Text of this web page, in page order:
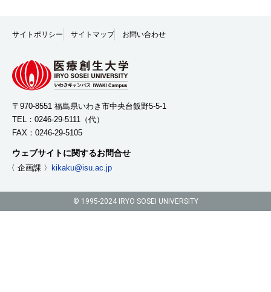
サイトポリシー サイトマップ お問い合わせ
〒970-8551 福島県いわき市中央台飯野5-5-1
TEL： 0246-29-5111
（代）
FAX：0246-29-5105
ウェブサイトに関するお問合せ
〈 企画課 〉 kikaku@isu.ac.jp
© 1995-2024 IRYO SOSEI UNIVERSITY